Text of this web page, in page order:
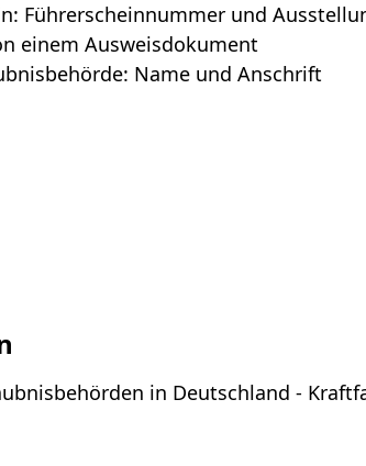
Führerscheinnummer und
einem Ausweisdokument
Name und Anschrift
in Deutschland -